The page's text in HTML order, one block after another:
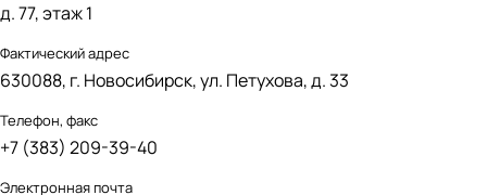
д. 77, этаж 1
Фактический адрес
630088, г. Новосибирск, ул. Петухова, д. 33
Телефон, факс
+7 (383) 209-39-40
Электронная почта